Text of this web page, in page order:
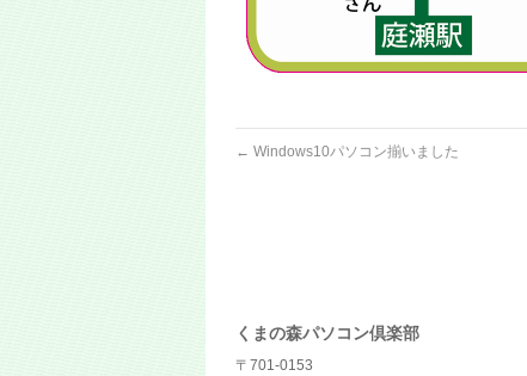
← Windows10パソコン揃いました
くまの森パソコン倶楽部
〒701-0153